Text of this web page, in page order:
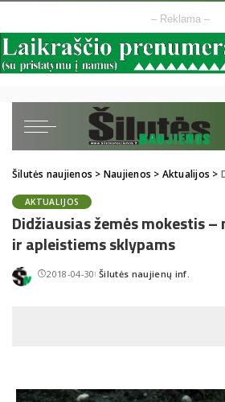
– Reklama –
Šilutės naujienos > Naujienos > Aktualijos >
AKTUALIJOS
Didžiausias žemės mokestis
ir apleistiems sklypams
2018-04-30Posted
Šilutės naujienų inf.